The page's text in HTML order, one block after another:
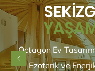
Octagon Ev
Ezoterik ve